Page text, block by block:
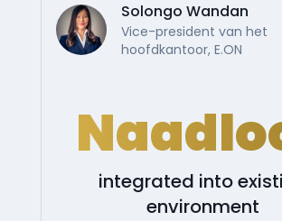
Solongo Wandan
Vice-president van het
hoofdkantoor, E.ON
integrated into
environment